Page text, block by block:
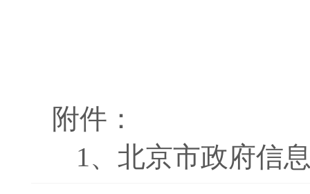
附件：
1、 北京市政府信